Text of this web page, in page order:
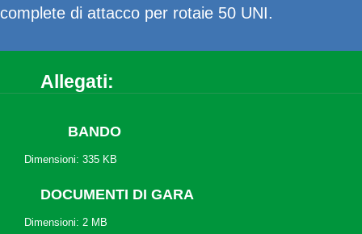
complete di attacco per rotaie 50 UNI.
Allegati:
BANDO
Dimensioni: 335 KB
DOCUMENTI DI GARA
Dimensioni: 2 MB